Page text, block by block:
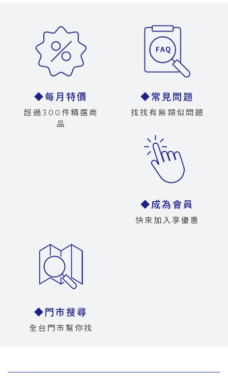
◆每月特價
超過300件精選商
品
◆常見問題
找找有無類似問題
◆成為會員
快來加入享優惠
◆門市搜尋
全台門市幫你找